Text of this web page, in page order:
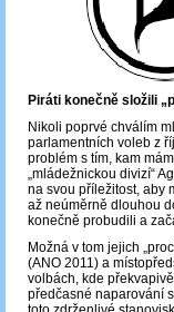
Piráti konečně složili
Nikoli poprvé chválím
parlamentních voleb z
problém s tím, kam
„mládežnickou divizí“
na svou příležitost, aby
až neúměrně dlouhou
konečně probudili a
Možná v tom jejich
(ANO 2011) a
volbách, kde
předčasné naparování